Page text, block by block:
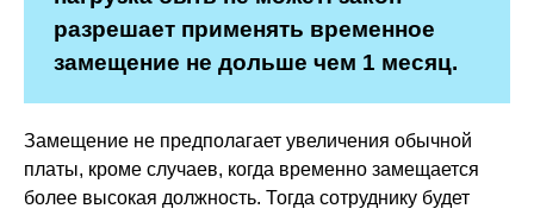
разрешает применять временное
замещение не дольше чем 1 месяц.
Замещение не предполагает увеличения обычной
платы, кроме случаев, когда временно замещается
более высокая должность. Тогда сотруднику будет